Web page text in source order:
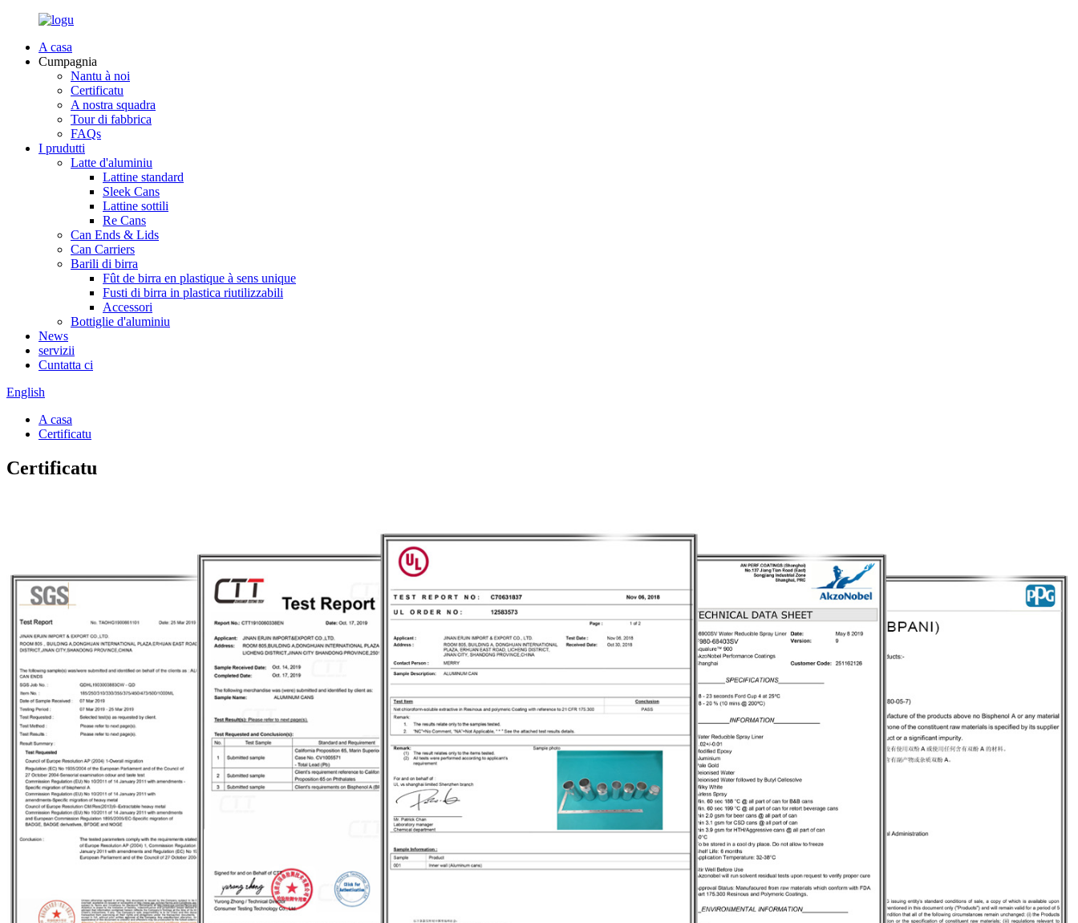
A casa
Cumpagnia
Nantu à noi
Certificatu
A nostra squadra
Tour di fabbrica
FAQs
I prudutti
Latte d'aluminiu
Lattine standard
Sleek Cans
Lattine sottili
Re Cans
Can Ends & Lids
Can Carriers
Barili di birra
Fût de birra en plastique à sens unique
Fusti di birra in plastica riutilizzabili
Accessori
Bottiglie d'aluminiu
News
servizii
Cuntatta ci
English
A casa
Certificatu
Certificatu